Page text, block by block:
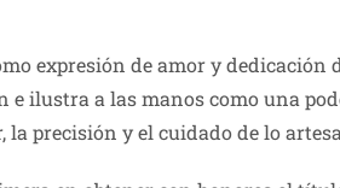
expresión de amor y dedicación
e ilustra a las manos como una
precisión y el cuidado de lo